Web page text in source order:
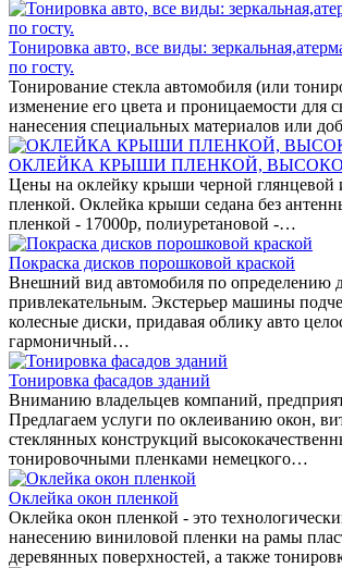
Тонировка авто, все виды:
по госту.
Тонирование стекла автомобиля (или
изменение его цвета и проницаемости для
нанесения специальных материалов или
ОКЛЕЙКА КРЫШИ ПЛЕНКОЙ,
Цены на оклейку крыши черной глянцевой
пленкой. Оклейка крыши седана без
пленкой - 17000р, полиуретановой -…
Покраска дисков порошковой краской
Внешний вид автомобиля по определению
привлекательным. Экстерьер машины
колесные диски, придавая облику авто
гармоничный…
Тонировка фасадов зданий
Вниманию владельцев компаний,
Предлагаем услуги по оклеиванию окон,
стеклянных конструкций
тонировочными пленками немецкого…
Оклейка окон пленкой
Оклейка окон пленкой - это
нанесению виниловой пленки на рамы
деревянных поверхностей, а также